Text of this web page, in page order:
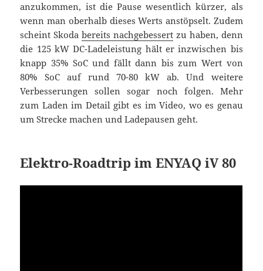
anzukommen, ist die Pause wesentlich kürzer, als
wenn man oberhalb dieses Werts anstöpselt. Zudem
scheint Skodabereits nachgebessert zu haben, denn
die 125 kW DC-Ladeleistung hält er inzwischen bis
knapp 35% SoC und fällt dann bis zum Wert von
80% SoC auf rund 70-80 kW ab. Und weitere
Verbesserungen sollen sogar noch folgen. Mehr
zum Laden im Detail gibt es im Video, wo es genau
um Strecke machen und Ladepausen geht.
Elektro-Roadtrip im ENYAQ iV 80